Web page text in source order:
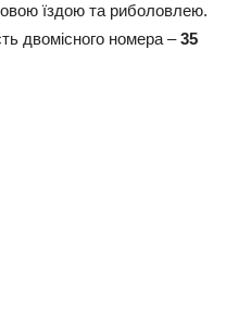
їздою та риболовлею.
двомісного номера –35